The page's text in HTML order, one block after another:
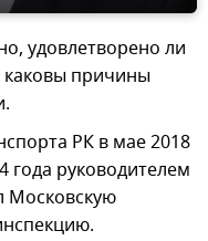
удовлетворено ли
каковы причины
РК в мае 2018
года руководителем
Московскую